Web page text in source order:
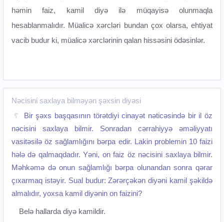
həmin faiz, kamil diyə ilə müqayisə olunmaqla
hesablanmalıdır. Müalicə xərcləri bundan çox olarsa, ehtiyat
vacib budur ki, müalicə xərclərinin qalan hissəsini ödəsinlər.
Nəcisini saxlaya bilməyən şəxsin diyəsi
Bir şəxs başqasının törətdiyi cinayət nəticəsində bir il öz
nəcisini saxlaya bilmir. Sonradan cərrahiyyə əməliyyatı
vasitəsilə öz sağlamlığını bərpa edir. Lakin problemin 10 faizi
hələ də qalmaqdadır. Yəni, on faiz öz nəcisini saxlaya bilmir.
Məhkəmə də onun sağlamlığı bərpa olunandan sonra qərar
çıxarmaq istəyir. Sual budur: Zərərçəkən diyəni kamil şəkildə
almalıdır, yoxsa kamil diyənin on faizini?
Belə hallarda diyə kamildir.